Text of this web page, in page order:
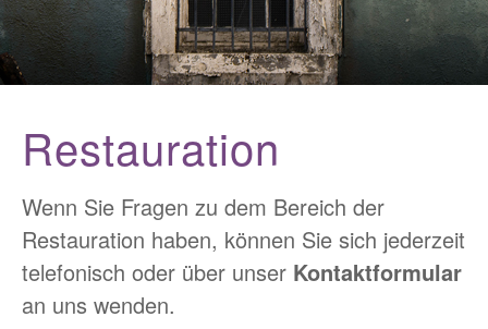
Restauration
Wenn Sie Fragen zu dem Bereich der
Restauration haben, können Sie sich jederzeit
telefonisch oder über unser Kontaktformular
an uns wenden.